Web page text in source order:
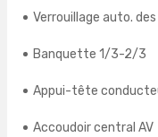
Verrouillage auto.
Banquette 1/3-2/3
Appui-tête
Accoudoir central AV